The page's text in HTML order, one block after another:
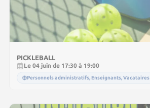
PICKLEBALL
Le 04 juin de 17:30 à 19:00
Personnels administratifs, Enseignants, Vacataires